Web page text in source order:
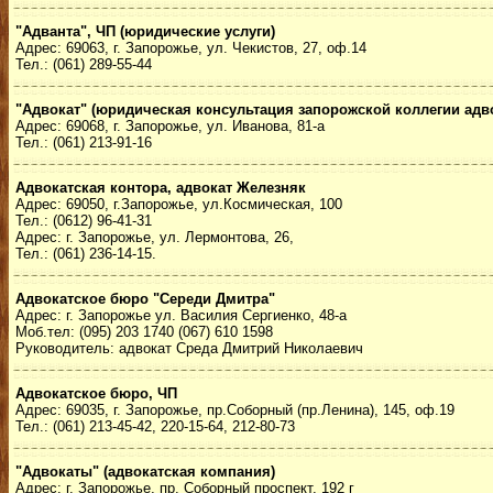
"Адванта", ЧП (юридические услуги)
Адрес: 69063, г. Запорожье, ул. Чекистов, 27, оф.14
Тел.: (061) 289-55-44
"Адвокат" (юридическая консультация запорожской коллегии
Адрес: 69068, г. Запорожье, ул. Иванова, 81-а
Тел.: (061) 213-91-16
Адвокатская контора, адвокат Железняк
Адрес: 69050, г.Запорожье, ул.Космическая, 100
Тел.: (0612) 96-41-31
Адрес: г. Запорожье, ул. Лермонтова, 26,
Тел.: (061) 236-14-15.
Адвокатское бюро "Середи Дмитра"
Адрес: г. Запорожье ул. Василия Сергиенко, 48-а
Моб.тел: (095) 203 1740 (067) 610 1598
Руководитель: адвокат Среда Дмитрий Николаевич
Адвокатское бюро, ЧП
Адрес: 69035, г. Запорожье, пр.Соборный (пр.Ленина), 145, оф.19
Тел.: (061) 213-45-42, 220-15-64, 212-80-73
"Адвокаты" (адвокатская компания)
Адрес: г. Запорожье, пр. Соборный проспект, 192 г